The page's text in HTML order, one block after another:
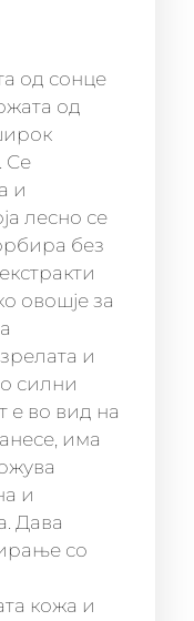
од сонце
од
Се
и
лесно се
без
овошје за
и
силни
е во вид на
има
и
Дава
со
кожа и